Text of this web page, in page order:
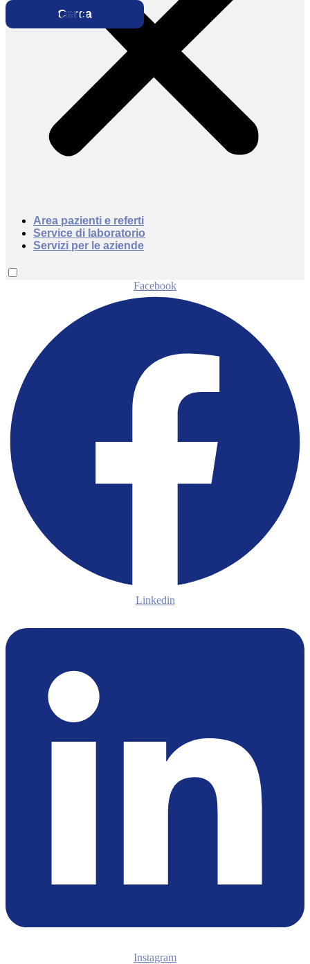
Area pazienti e referti
Service di laboratorio
Servizi per le aziende
Facebook
Linkedin
Instagram